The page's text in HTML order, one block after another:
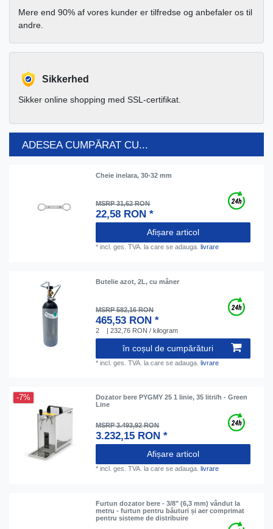
Mere end 90% af vores kunder er tilfredse og anbefaler os til
andre.
Sikkerhed
Sikker online shopping med SSL-certifikat.
ADESEA CUMPĂRAT CU...
Cheie inelara, 30-32 mm
MSRP 31,62 RON
22,58 RON *
Afișare articol
*incl. ges. TVA. la care se adauga.livrare
Butelie azot, 2L, cu mâner
MSRP 582,16 RON
465,53 RON *
2 | 232,76 RON / kilogram
în coșul de cumpărături
*incl. ges. TVA. la care se adauga.livrare
-7%
Dozator bere PYGMY 25 1 linie, 35 litri/h - Green
Line
MSRP 3.493,92 RON
3.232,15 RON *
Afișare articol
*incl. ges. TVA. la care se adauga. livrare
Furtun dozator bere - 3/8" (6,3 mm) vândut la
metru - furtun pentru băuturi și aer comprimat
pentru sisteme de distribuire